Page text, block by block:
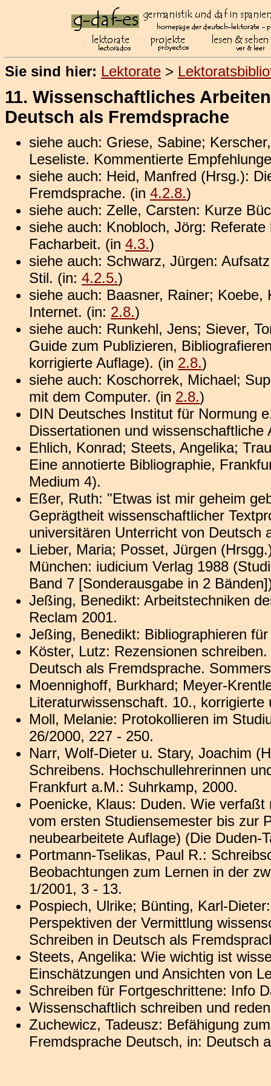
Sie sind hier: Lektorate >
11. Wissenschaftliches
Deutsch als Fremdsprache
siehe auch: Griese, Sabine;
Leseliste. Kommentierte
siehe auch: Heid, Manfred (Hrsg.):
Fremdsprache. (in 4.2.8.)
siehe auch: Zelle, Carsten: Kurze
siehe auch: Knobloch, Jörg:
Facharbeit. (in 4.3.)
siehe auch: Schwarz, Jürgen:
Stil. (in: 4.2.5.)
siehe auch: Baasner, Rainer;
Internet. (in: 2.8.)
siehe auch: Runkehl, Jens; Siever,
Guide zum Publizieren,
korrigierte Auflage). (in 2.8.)
siehe auch: Koschorrek, Michael;
mit dem Computer. (in 2.8.)
DIN Deutsches Institut für Normung
Dissertationen und
Ehlich, Konrad; Steets, Angelika;
Eine annotierte Bibliographie,
Medium 4).
Eßer, Ruth: "Etwas ist mir geheim
Geprägtheit wissenschaftlicher
universitären Unterricht von Deutsch
Lieber, Maria; Posset, Jürgen
München: iudicium Verlag 1988
Band 7 [Sonderausgabe in 2
Jeßing, Benedikt: Arbeitstechniken
Reclam 2001.
Jeßing, Benedikt: Bibliographieren
Köster, Lutz: Rezensionen
Deutsch als Fremdsprache.
Moennighoff, Burkhard; Meyer-
Literaturwissenschaft. 10.,
Moll, Melanie: Protokollieren im
26/2000, 227 - 250.
Narr, Wolf-Dieter u. Stary, Joachim
Schreibens. Hochschullehrerinnen
Frankfurt a.M.: Suhrkamp, 2000.
Poenicke, Klaus: Duden. Wie
vom ersten Studiensemester bis zur
neubearbeitete Auflage) (Die Duden-
Portmann-Tselikas, Paul R.:
Beobachtungen zum Lernen in der
1/2001, 3 - 13.
Pospiech, Ulrike; Bünting, Karl-
Perspektiven der Vermittlung
Schreiben in Deutsch als
Steets, Angelika: Wie wichtig ist
Einschätzungen und Ansichten von
Schreiben für Fortgeschrittene: Info
Wissenschaftlich schreiben und
Zuchewicz, Tadeusz: Befähigung
Fremdsprache Deutsch, in: Deutsch